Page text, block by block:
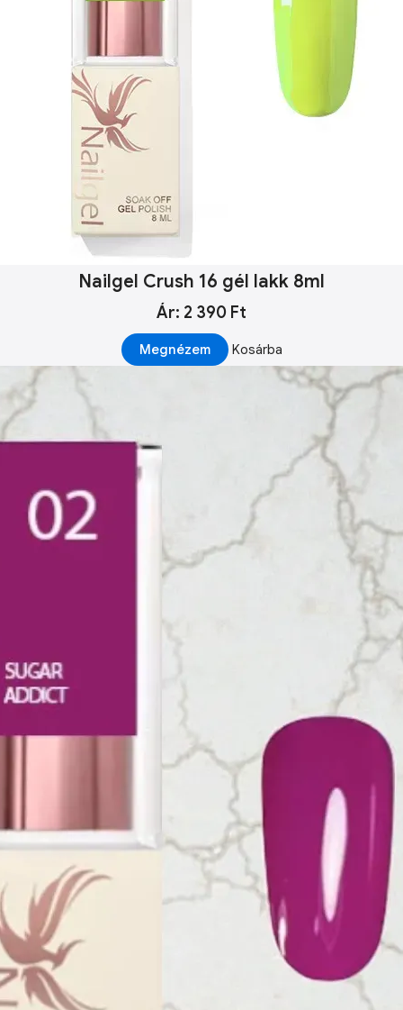
Nailgel Crush 16 gél lakk 8ml
Ár: 2 390 Ft
Megnézem Kosárba